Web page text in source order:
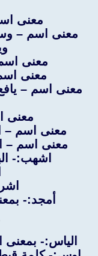
معنى
معنى اسم –
معنى
معنى
معنى اسم –
معنى
معنى اسم –
معنى اسم –
اشهب:-
أمجد:-
الياس:- بمعنى